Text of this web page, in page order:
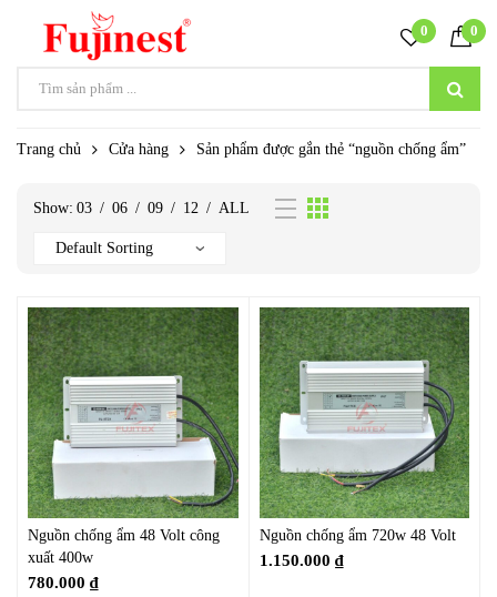
0 0
Trang chủ Cửa hàng Sản phẩm được gắn thẻ “nguồn chống ẩm”
Show: 03 / 06 / 09 / 12 / ALL
Nguồn chống ẩm 48 Volt công
xuất 400w
780.000 ₫
Nguồn chống ẩm 720w 48 Volt
1.150.000 ₫